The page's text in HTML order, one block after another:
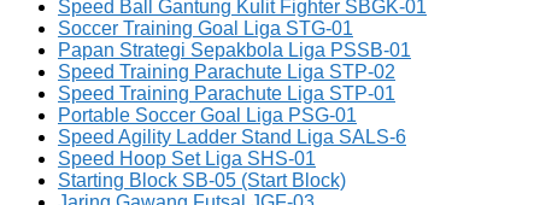
Speed Ball Gantung Kulit Fighter SBGK-01
Soccer Training Goal Liga STG-01
Papan Strategi Sepakbola Liga PSSB-01
Speed Training Parachute Liga STP-02
Speed Training Parachute Liga STP-01
Portable Soccer Goal Liga PSG-01
Speed Agility Ladder Stand Liga SALS-6
Speed Hoop Set Liga SHS-01
Starting Block SB-05 (Start Block)